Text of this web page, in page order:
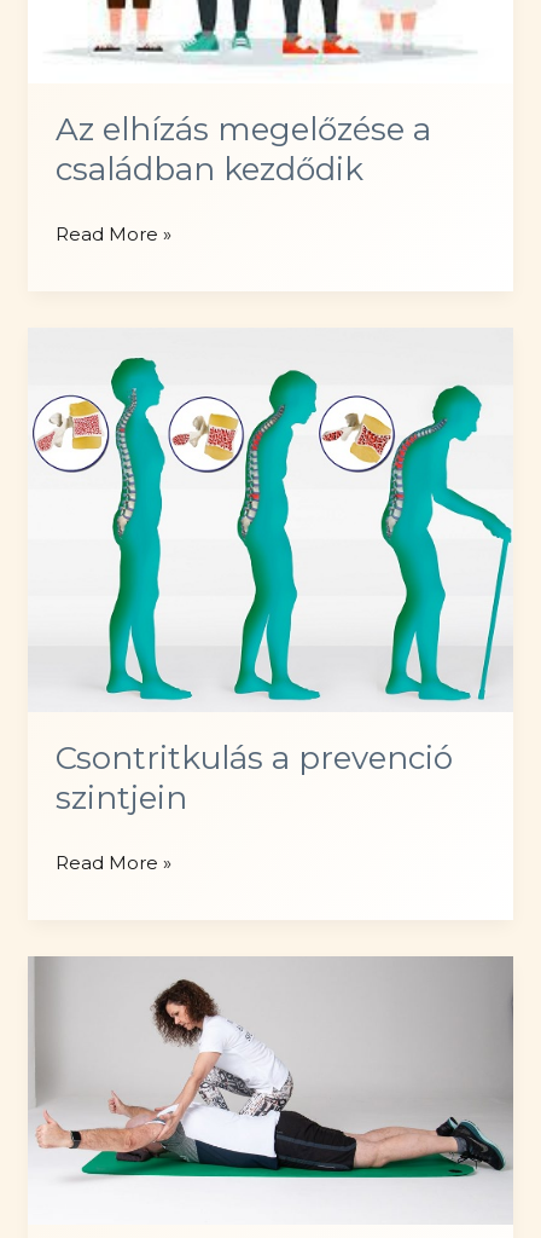
Az elhízás megelőzése a
családban kezdődik
Az
családban
kezdődik
Read More »
Csontritkulás a prevenció
szintjein
Csontritkulás
szintjein
Read More »